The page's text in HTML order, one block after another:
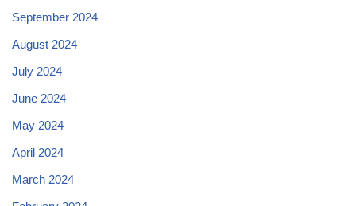
September 2024
August 2024
July 2024
June 2024
May 2024
April 2024
March 2024